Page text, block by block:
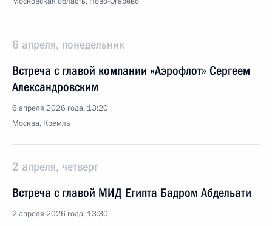
6 апреля, понедельник
Встреча с главой компании «Аэрофлот» Сергеем
Александровским
6 апреля 2026 года, 13:20
Москва, Кремль
2 апреля, четверг
Встреча с главой МИД Египта Бадром Абдельати
2 апреля 2026 года, 13:30